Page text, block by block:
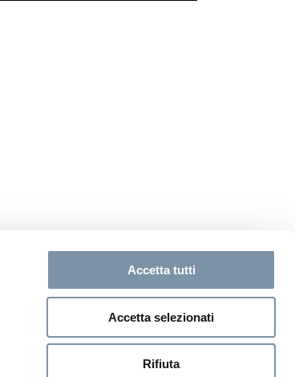
Accetta tutti
Accetta selezionati
Rifiuta